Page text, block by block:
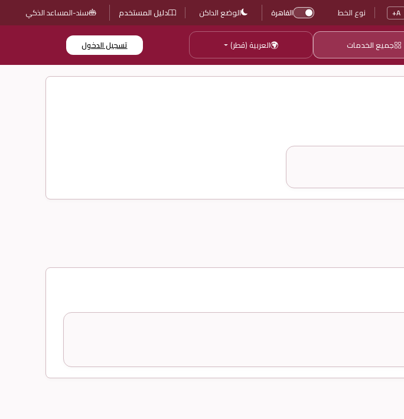
A+ نوع الخط القاهرة الوضع الداكن دليل المستخدم سند-المساعد الذكي
جميع الخدمات العربية (قطر) تسجيل الدخول